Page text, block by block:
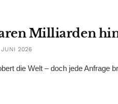
Milliarden
2026
die Welt – doch jede Anfrage